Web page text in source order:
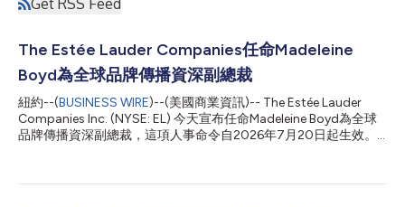
The Estée Lauder Companies任命Madeleine
Boyd為全球品牌傳播資深副總裁
紐約--(BUSINESS WIRE)--(美國商業資訊)-- The Estée Lauder
Companies Inc. (NYSE: EL) 今天宣布任命Madeleine Boyd為全球
品牌傳播資深副總裁，這項人事命令自2026年7月20日起生效。
合的全球品牌傳播團隊。她將確保該公司多元化的品牌組合遵循統